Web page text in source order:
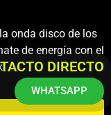
onda disco de los
de energía con el
DIRECTO
WHATSAPP